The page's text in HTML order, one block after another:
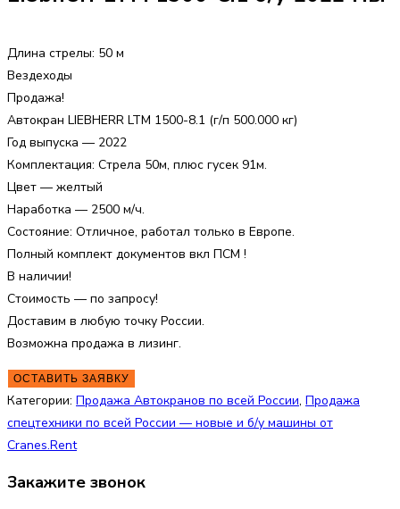
Длина стрелы: 50 м
Вездеходы
Продажа!
Автокран LIEBHERR LTM 1500-8.1 (г/п 500.000 кг)
Год выпуска — 2022
Комплектация: Стрела 50м, плюс гусек 91м.
Цвет — желтый
Наработка — 2500 м/ч.
Состояние: Отличное, работал только в Европе.
Полный комплект документов вкл ПСМ !
В наличии!
Стоимость — по запросу!
Доставим в любую точку России.
Возможна продажа в лизинг.
ОСТАВИТЬ ЗАЯВКУ
Категории: Продажа Автокранов по всей России, Продажа
спецтехники по всей России — новые и б/у машины от
Cranes.Rent
Закажите звонок